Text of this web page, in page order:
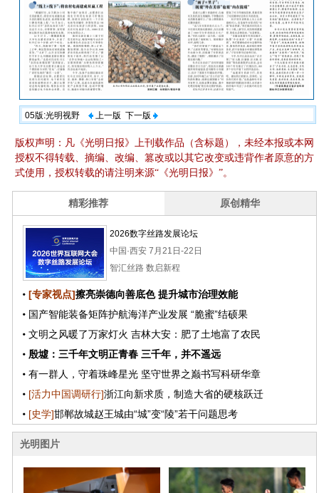
05版:光明视野 上一版 下一版
版权声明：凡《光明日报》上刊载作品（含标题），未经本报或本网
授权不得转载、摘编、改编、篡改或以其它改变或违背作者原意的方
式使用，授权转载的请注明来源“《光明日报》”。